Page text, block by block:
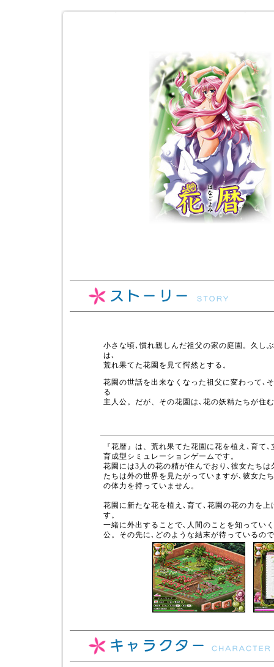
小さな頃､慣れ親しんだ祖父の家の庭園。久し
は､
荒れ果てた花園を見て愕然とする。
花園の世話を出来なくなった祖父に変わって､
る
主人公。だが、その花園は､花の妖精たちが住
『花暦』は、荒れ果てた花園に花を植え､育て
育成型シミュレーションゲームです。
花園には3人の花の精が住んでおり､彼女たち
たちは外の世界を見たがっていますが､彼女た
の体力を持っていません。
花園に新たな花を植え､育て､花園の花の力を
す。
一緒に外出することで､人間のことを知ってい
公。その先に､どのような結末が待っているの